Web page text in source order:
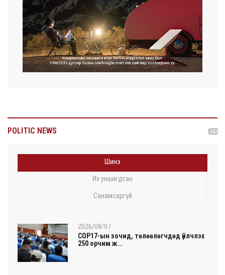
POLITIC NEWS
Шинэ
Их уншигдсан
Санамсаргүй
2026/08/07
COP17-ын зочид, төлөөлөгчдөд үйлчлэх
250 орчим ж...